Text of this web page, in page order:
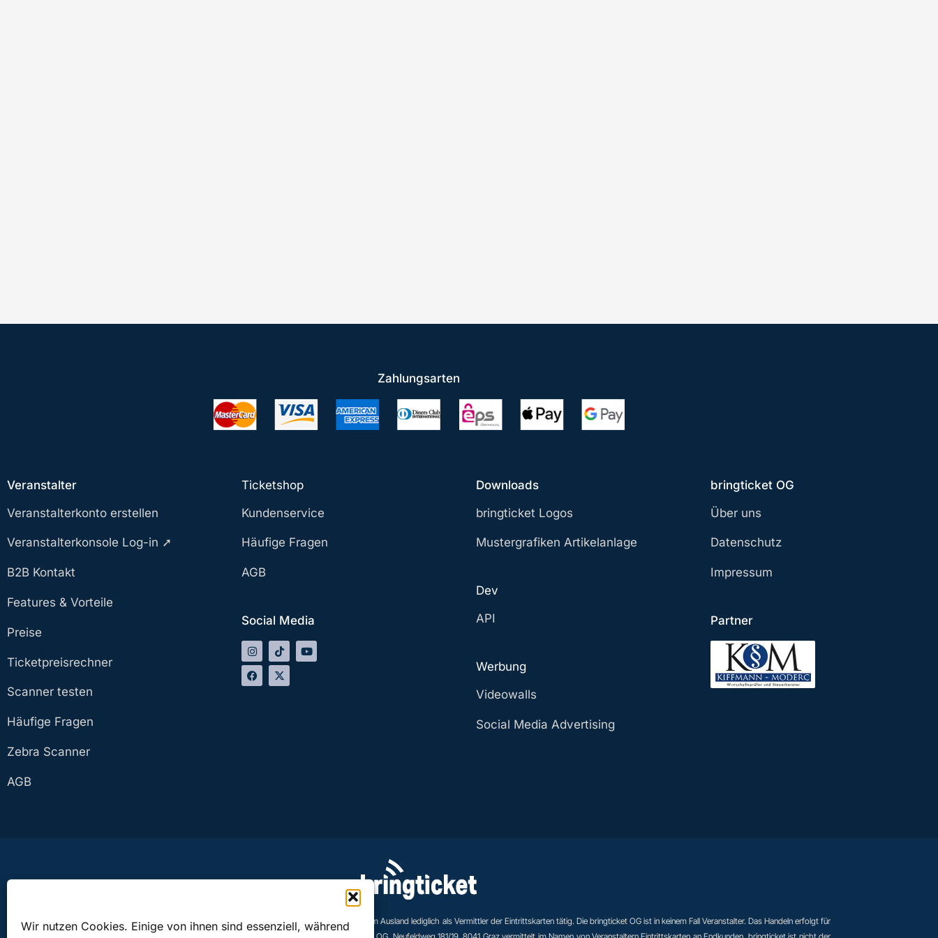
Wir nutzen Cookies. Einige von ihnen sind essenziell, während
Zahlungsarten
Veranstalter
Veranstalterkonto erstellen
Veranstalterkonsole Log-in ➚
B2B Kontakt
Features & Vorteile
Preise
Ticketpreisrechner
Scanner testen
Häufige Fragen
Zebra Scanner
AGB
Ticketshop
Kundenservice
Häufige Fragen
AGB
Social Media
Downloads
bringticket Logos
Mustergrafiken Artikelanlage
Dev
API
Werbung
Videowalls
Social Media Advertising
bringticket OG
Über uns
Datenschutz
Impressum
Partner
Die bringticket OG ist bei den Veranstaltungen in Österreich lediglich als Besorger, bei Veranstaltungen im Ausland lediglich als Vermittler der Eintrittskarten tätig. Die bringticket OG ist in keinem Fall Veranstalter. Das Handeln erfolgt für